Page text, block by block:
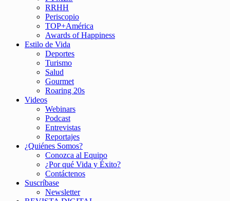
RRHH
Periscopio
TOP+América
Awards of Happiness
Estilo de Vida
Deportes
Turismo
Salud
Gourmet
Roaring 20s
Videos
Webinars
Podcast
Entrevistas
Reportajes
¿Quiénes Somos?
Conozca al Equipo
¿Por qué Vida y Éxito?
Contáctenos
Suscríbase
Newsletter